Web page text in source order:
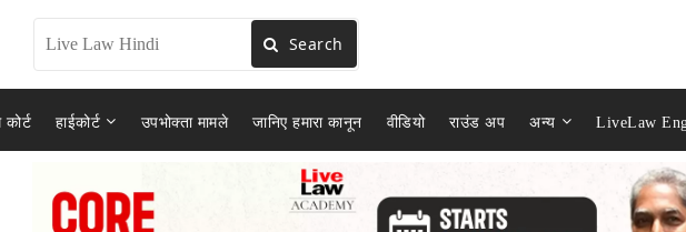
Search
कोर्ट हाईकोर्ट उपभोक्ता मामले जानिए हमारा कानून वीडियो राउंड अप अन्य LiveLaw